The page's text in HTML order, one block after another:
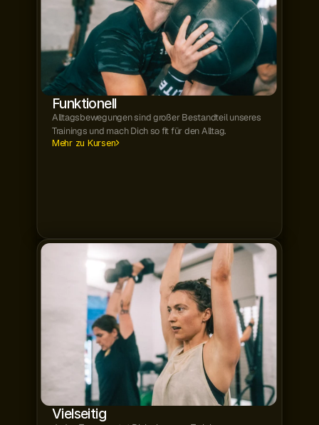
Funktionell
Alltagsbewegungen sind großer Bestandteil unseres
Trainings und mach Dich so fit für den Alltag.
Mehr zu Kursen
Vielseitig